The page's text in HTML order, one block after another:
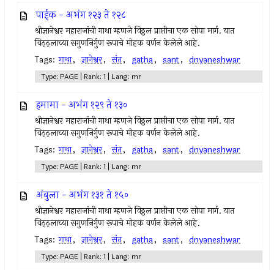
पाईक - अभंग १२३ ते १२८
श्रीज्ञानेश्वर महाराजांची गाथा म्हणजे विठ्ठल प्राप्तीचा एक सोपा मार्ग. यात
विठ्ठ्लाच्या सगुणनिर्गुण रूपाचे मोहक वर्णन केलेले आहे.
Tags: गाथा, ज्ञानेश्वर, संत, gatha, sant, dnyaneshwar
Type: PAGE | Rank: 1 | Lang: mr
हमामा - अभंग १२९ ते १३०
श्रीज्ञानेश्वर महाराजांची गाथा म्हणजे विठ्ठल प्राप्तीचा एक सोपा मार्ग. यात
विठ्ठ्लाच्या सगुणनिर्गुण रूपाचे मोहक वर्णन केलेले आहे.
Tags: गाथा, ज्ञानेश्वर, संत, gatha, sant, dnyaneshwar
Type: PAGE | Rank: 1 | Lang: mr
अंबुला - अभंग १३१ ते १५०
श्रीज्ञानेश्वर महाराजांची गाथा म्हणजे विठ्ठल प्राप्तीचा एक सोपा मार्ग. यात
विठ्ठ्लाच्या सगुणनिर्गुण रूपाचे मोहक वर्णन केलेले आहे.
Tags: गाथा, ज्ञानेश्वर, संत, gatha, sant, dnyaneshwar
Type: PAGE | Rank: 1 | Lang: mr